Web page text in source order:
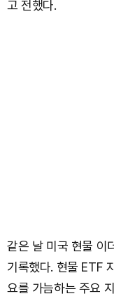
고 전했다.
같은 날 미국 현물 이
기록했다. 현물 ETF
요를 가늠하는 주요